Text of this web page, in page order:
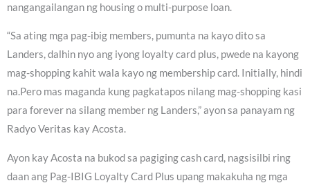
nangangailangan ng housing o multi-purpose loan.
“Sa ating mga pag-ibig members, pumunta na kayo dito sa
Landers, dalhin nyo ang iyong loyalty card plus, pwede na kayong
mag-shopping kahit wala kayo ng membership card. Initially, hindi
na.Pero mas maganda kung pagkatapos nilang mag-shopping kasi
para forever na silang member ng Landers,” ayon sa panayam ng
Radyo Veritas kay Acosta.
Ayon kay Acosta na bukod sa pagiging cash card, nagsisilbi ring
daan ang Pag-IBIG Loyalty Card Plus upang makakuha ng mga